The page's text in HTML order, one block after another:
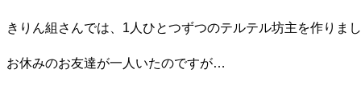
きりん組さんでは、1人ひとつずつのテルテル坊主を作りまし
お休みのお友達が一人いたのですが…